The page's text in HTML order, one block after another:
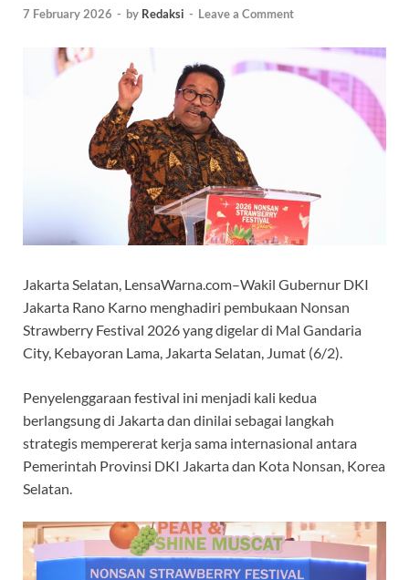
7 February 2026 - by Redaksi - Leave a Comment
Jakarta Selatan, LensaWarna.com–Wakil Gubernur DKI
Jakarta Rano Karno menghadiri pembukaan Nonsan
Strawberry Festival 2026 yang digelar di Mal Gandaria
City, Kebayoran Lama, Jakarta Selatan, Jumat (6/2).
Penyelenggaraan festival ini menjadi kali kedua
berlangsung di Jakarta dan dinilai sebagai langkah
strategis mempererat kerja sama internasional antara
Pemerintah Provinsi DKI Jakarta dan Kota Nonsan, Korea
Selatan.